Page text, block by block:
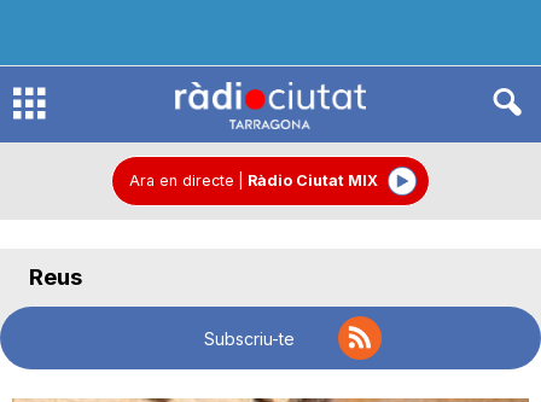
R
Ara en directe Ràdio Ciutat MIX
Reus
Subscriu-te